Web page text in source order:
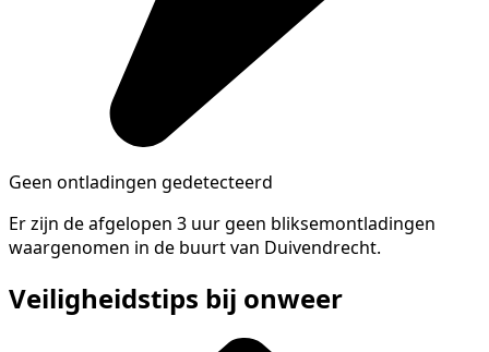
Geen ontladingen gedetecteerd
Er zijn de afgelopen 3 uur geen bliksemontladingen
waargenomen in de buurt van Duivendrecht.
Veiligheidstips bij onweer